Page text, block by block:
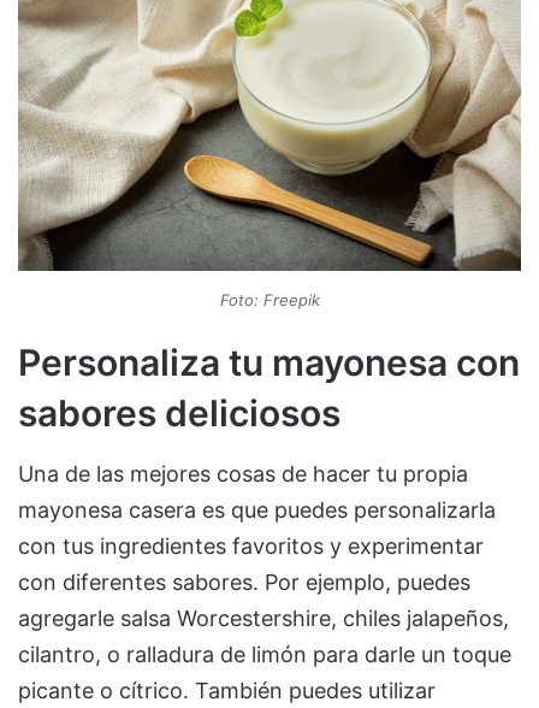
Foto: Freepik
Personaliza tu mayonesa con
sabores deliciosos
Una de las mejores cosas de hacer tu propia
mayonesa casera es que puedes personalizarla
con tus ingredientes favoritos y experimentar
con diferentes sabores. Por ejemplo, puedes
agregarle salsa Worcestershire, chiles jalapeños,
cilantro, o ralladura de limón para darle un toque
picante o cítrico. También puedes utilizar